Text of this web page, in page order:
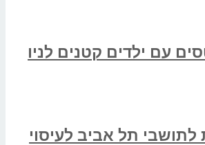
עם ילדים קטנים לניו
לתושבי תל אביב לעיסוי